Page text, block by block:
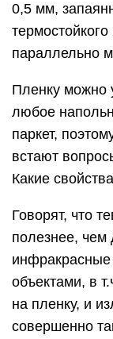
0,5 мм,
параллельно
Пленку можно
любое
паркет,
встают
Какие
Говорят, что
полезнее, чем
объектами, в
на пленку, и
совершенно